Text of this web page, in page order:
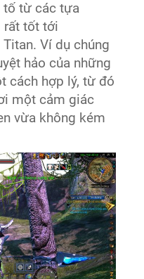
tố từ các tựa
rất tốt tới
Ví dụ chúng
hảo của những
cách hợp lý, từ đó
một cảm giác
vừa không kém